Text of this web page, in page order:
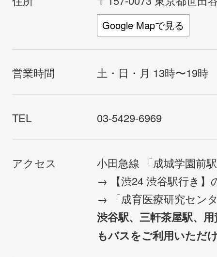
Google Mapで見る
営業時間 土・日・月 13時〜19時
TEL 03-5429-6969
アクセス
小田急線 「成城学園前
→ 【渋24 渋谷駅行き】
→ 「成育医療研究セン
渋谷駅、三軒茶屋駅、
もバスをご利用いただ